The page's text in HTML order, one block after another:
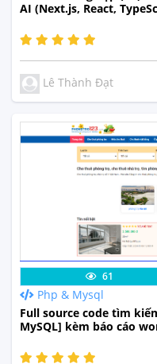
AI (Next.js, React,
Lê Thành Đạt
Lưu code
61
Php & Mysql
Full source code tìm
MySQL] kèm báo cáo